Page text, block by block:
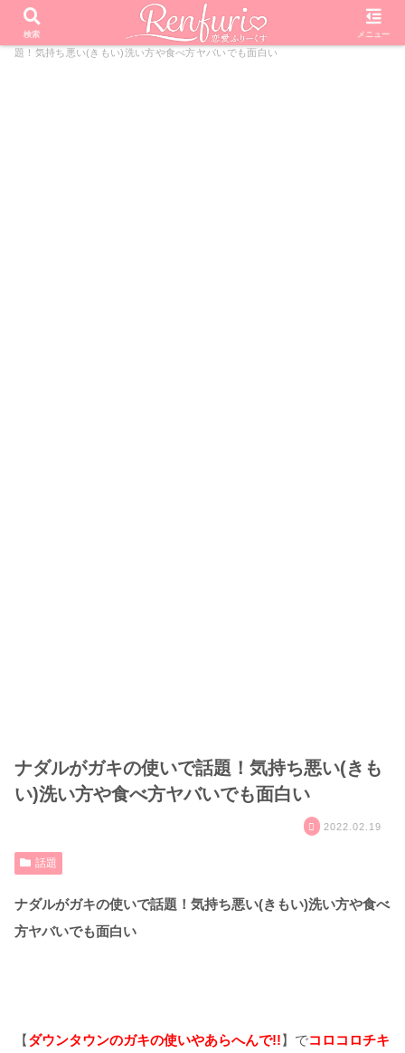
PR
ホーム 芸能・エンタメ 話題
ナダルがガキの使いで話
題！気持ち悪い(きもい)洗い方や食べ方ヤバいでも面白い
ナダルがガキの使いで話題！気持ち悪い(きも
い)洗い方や食べ方ヤバいでも面白い
2022.02.19
話題
ナダルがガキの使いで話題！気持ち悪い(きもい)洗い方や食べ
方ヤバいでも面白い
【ダウンタウンのガキの使いやあらへんで!!】でコロコロチキ
検索 メニュー